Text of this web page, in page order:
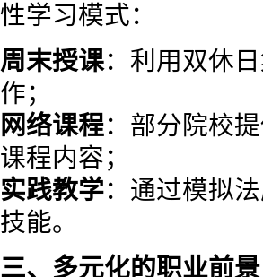
性学习模式：
周末授课：利用双休
作；
网络课程：部分院校
课程内容；
实践教学：通过模拟
技能。
三、多元化的职业前景